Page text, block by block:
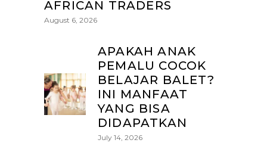
AFRICAN TRADERS
August 6, 2026
APAKAH ANAK
PEMALU COCOK
BELAJAR BALET?
INI MANFAAT
YANG BISA
DIDAPATKAN
July 14, 2026